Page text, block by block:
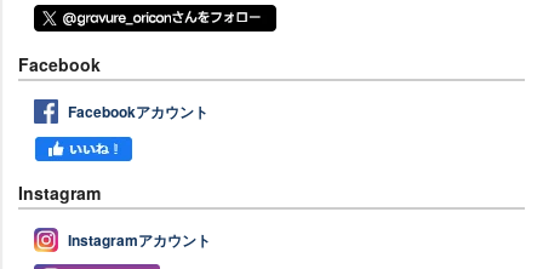
Facebook
Facebookアカウント
Instagram
Instagramアカウント